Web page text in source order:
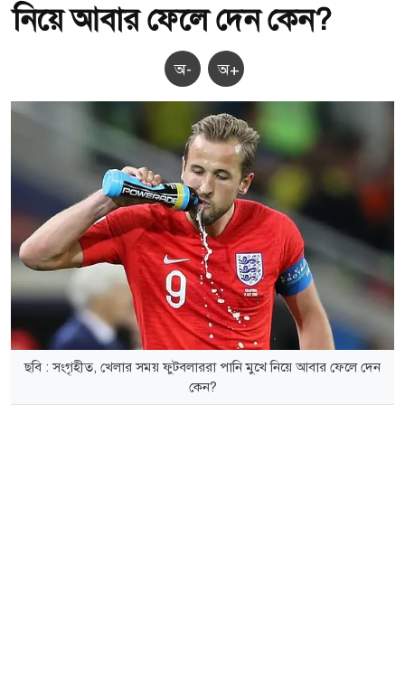
নিয়ে আবার ফেলে দেন কেন?
অ- অ+
ছবি : সংগৃহীত, খেলার সময় ফুটবলাররা পানি মুখে নিয়ে আবার ফেলে দেন
কেন?